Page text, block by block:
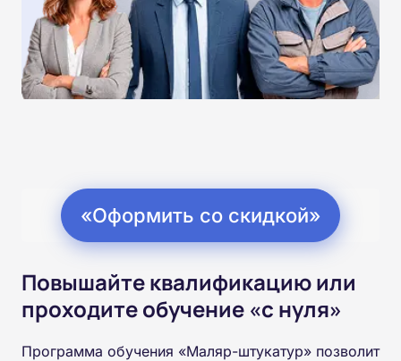
«Оформить со скидкой»
Повышайте квалификацию или
проходите обучение «с нуля»
Программа обучения «Маляр-штукатур» позволит